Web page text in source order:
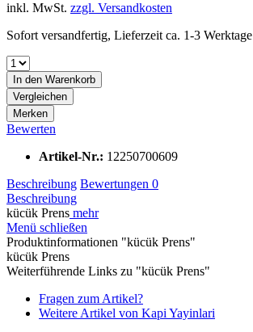
inkl. MwSt. zzgl. Versandkosten
Sofort versandfertig, Lieferzeit ca. 1-3 Werktage
In den Warenkorb
Vergleichen
Merken
Bewerten
Artikel-Nr.: 12250700609
Beschreibung Bewertungen 0
Beschreibung
kücük Prens mehr
Menü schließen
Produktinformationen "kücük Prens"
kücük Prens
Weiterführende Links zu "kücük Prens"
Fragen zum Artikel?
Weitere Artikel von Kapi Yayinlari